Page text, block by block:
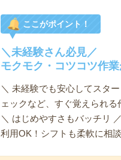
ここがポイント！
＼未経験さん必見／
モクモク・コツコツ作
＼ 未経験でも安心してスタ
ェックなど、すぐ覚えられ
＼ はじめやすさもバッチリ
利用OK！シフトも柔軟に相